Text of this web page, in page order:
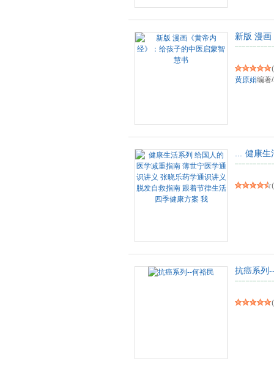
新版 漫
(
黄原娟编著/
健康生
(
抗癌系列
(